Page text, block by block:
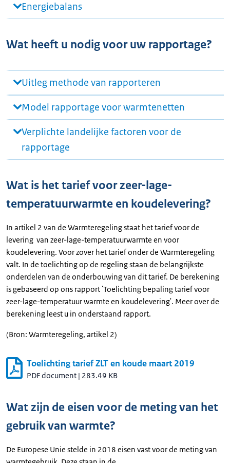
Energiebalans
Wat heeft u nodig voor uw rapportage?
Uitleg methode van rapporteren
Model rapportage voor warmtenetten
Verplichte landelijke factoren voor de
rapportage
Wat is het tarief voor zeer-lage-
temperatuurwarmte en koudelevering?
In artikel 2 van de Warmteregeling staat het tarief voor de
levering van zeer-lage-temperatuurwarmte en voor
koudelevering. Voor zover het tarief onder de Warmteregeling
valt. In de toelichting op de regeling staan de belangrijkste
onderdelen van de onderbouwing van dit tarief. De berekening
is gebaseerd op ons rapport 'Toelichting bepaling tarief voor
zeer-lage-temperatuur warmte en koudelevering'. Meer over de
berekening leest u in onderstaand rapport.
(Bron: Warmteregeling, artikel 2)
Toelichting tarief ZLT en koude maart 2019
PDF document | 283.49 KB
Wat zijn de eisen voor de meting van het
gebruik van warmte?
De Europese Unie stelde in 2018 eisen vast voor de meting van